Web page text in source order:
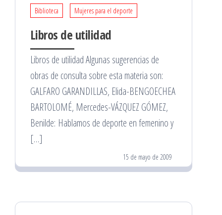
Biblioteca Mujeres para el deporte
Libros de utilidad
Libros de utilidad Algunas sugerencias de
obras de consulta sobre esta materia son:
GALFARO GARANDILLAS, Elida-BENGOECHEA
BARTOLOMÉ, Mercedes-VÁZQUEZ GÓMEZ,
Benilde: Hablamos de deporte en femenino y
[…]
15 de mayo de 2009